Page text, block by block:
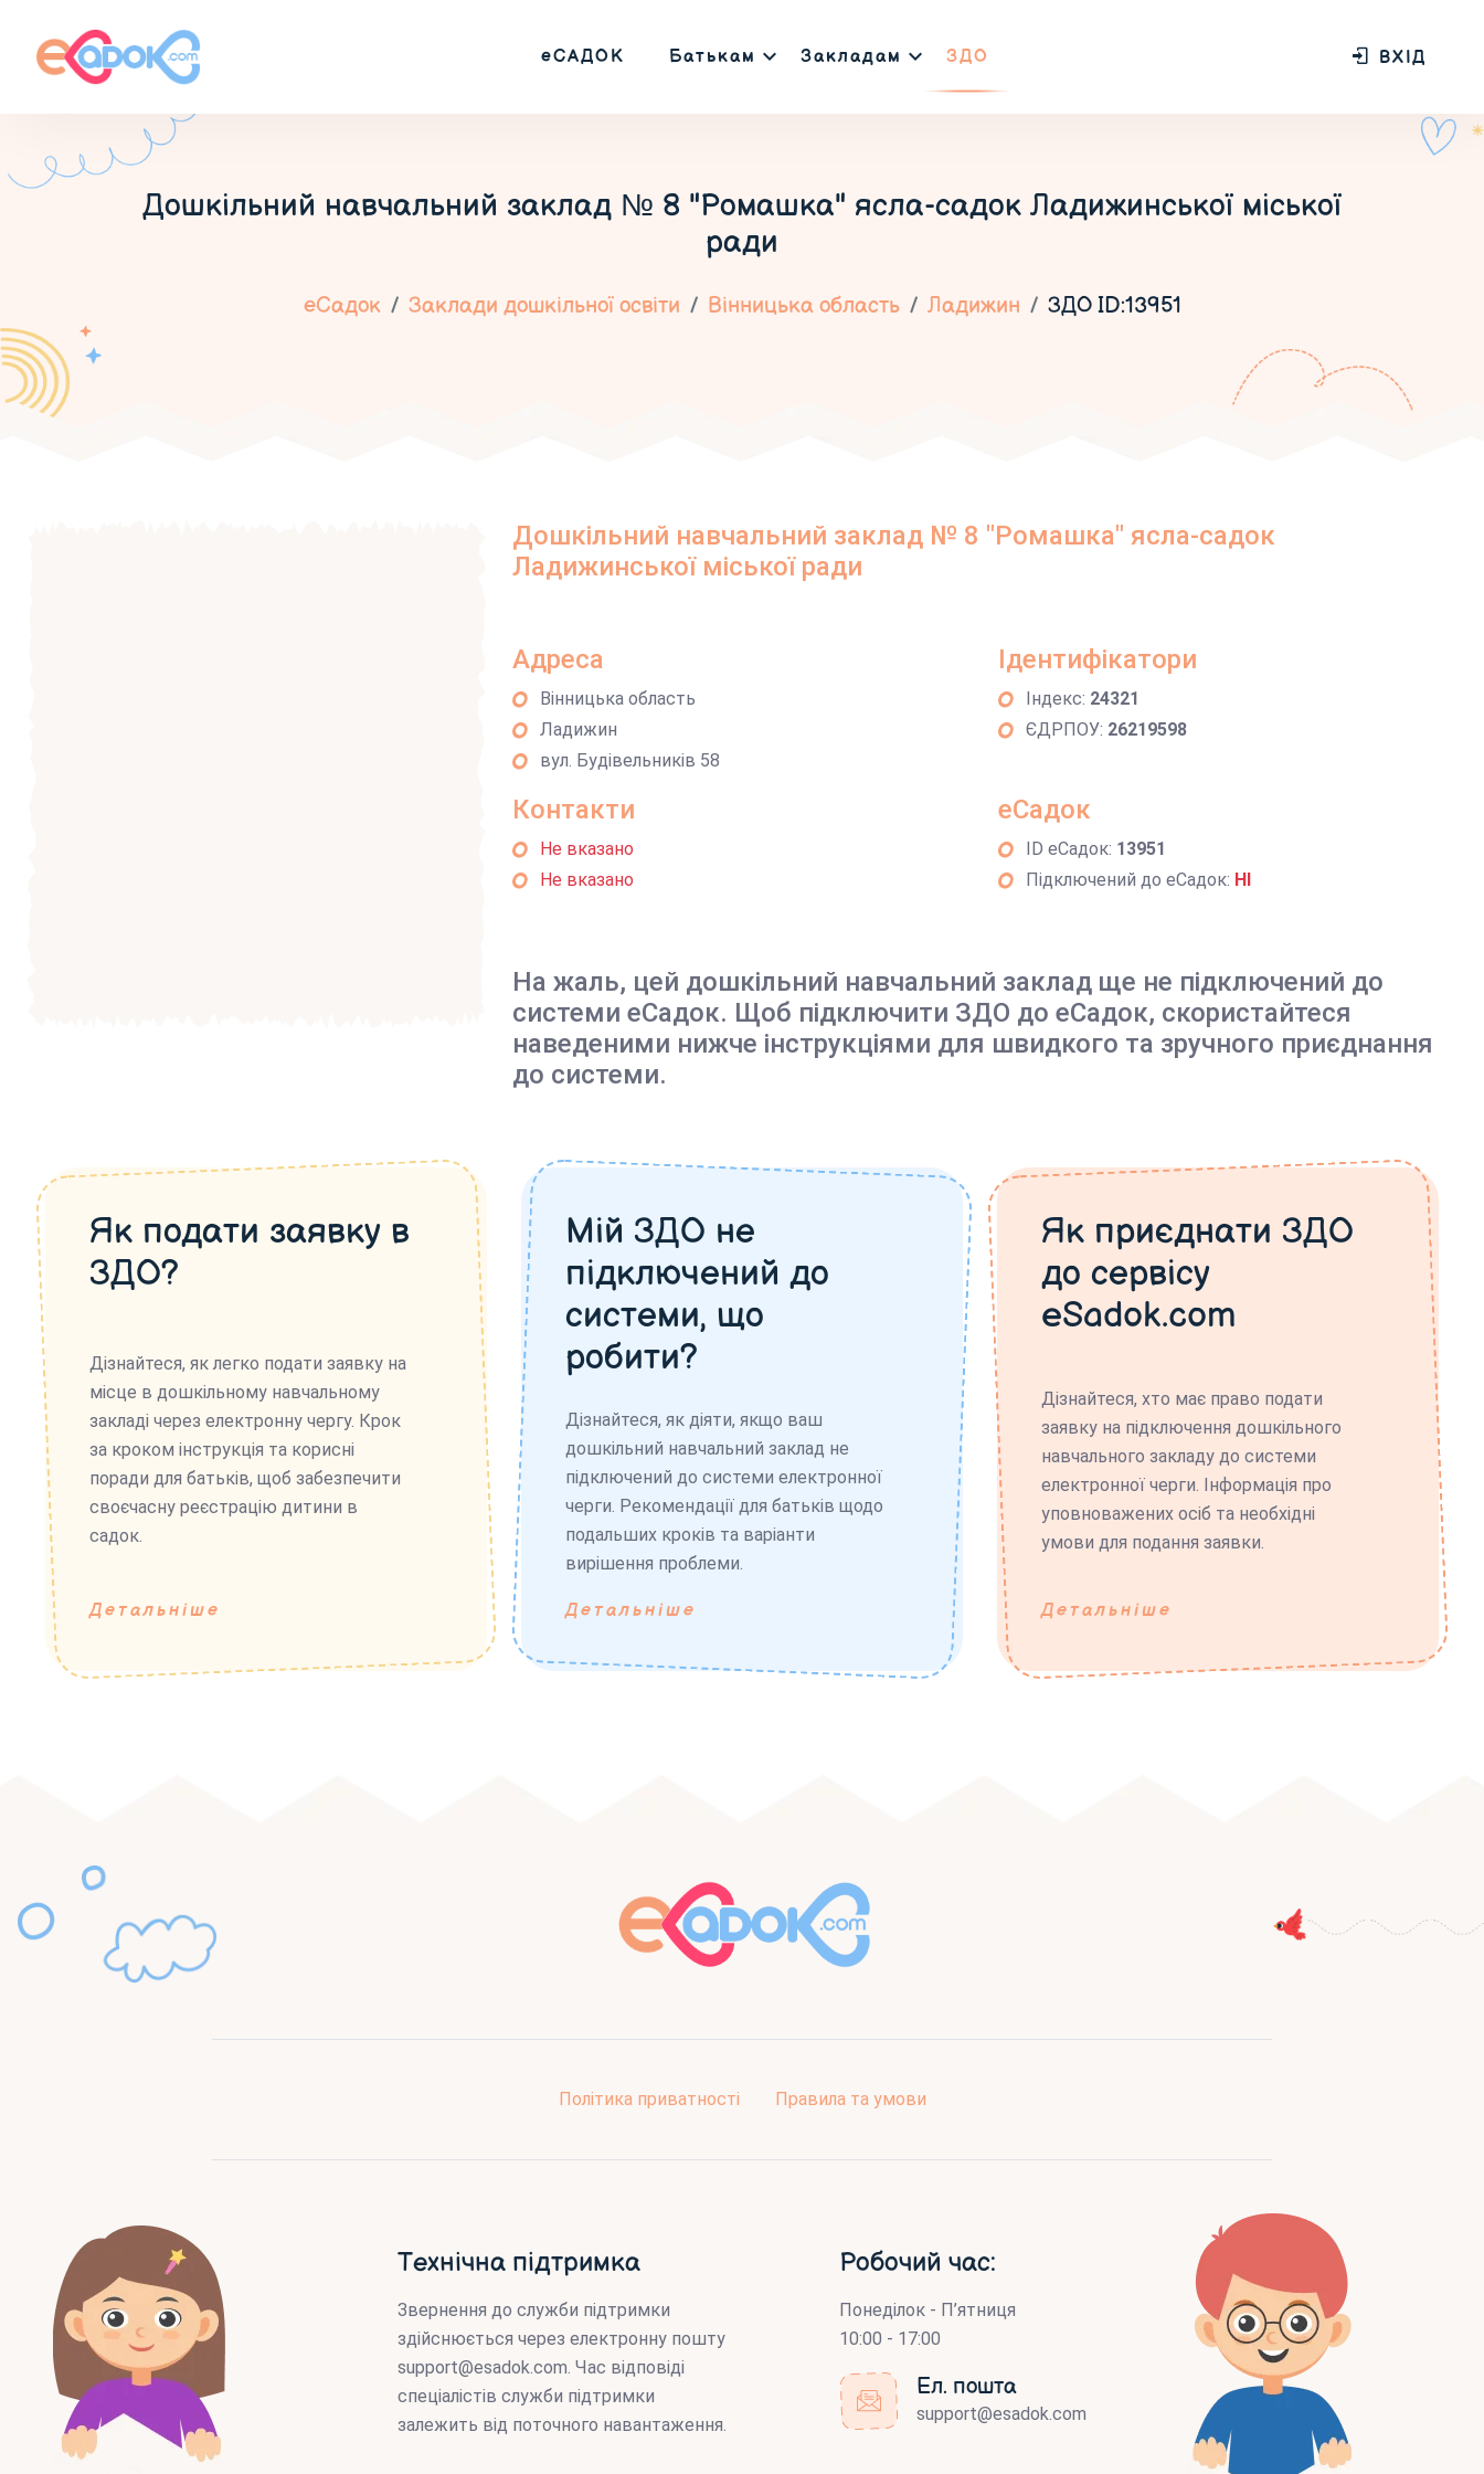
еСАДОК Батькам Закладам ЗДО ВХІД
Дошкільний навчальний заклад № 8 "Ромашка" ясла-садок Ладижинської міської
ради
еСадок Заклади дошкільної освіти Вінницька область Ладижин ЗДО ID:13951
Дошкільний навчальний заклад № 8 "Ромашка" ясла-садок
Ладижинської міської ради
Адреса
Вінницька область
Ладижин
вул. Будівельників 58
Ідентифікатори
Індекс: 24321
ЄДРПОУ: 26219598
Контакти
Не вказано
Не вказано
еСадок
ID еСадок: 13951
Підключений до еСадок: НІ
На жаль, цей дошкільний навчальний заклад ще не підключений до
системи еСадок. Щоб підключити ЗДО до еСадок, скористайтеся
наведеними нижче інструкціями для швидкого та зручного приєднання
до системи.
Як подати заявку в
ЗДО?
Дізнайтеся, як легко подати заявку на
місце в дошкільному навчальному
закладі через електронну чергу. Крок
за кроком інструкція та корисні
поради для батьків, щоб забезпечити
своєчасну реєстрацію дитини в
садок.
Детальніше
Мій ЗДО не
підключений до
системи, що
робити?
Дізнайтеся, як діяти, якщо ваш
дошкільний навчальний заклад не
підключений до системи електронної
черги. Рекомендації для батьків щодо
подальших кроків та варіанти
вирішення проблеми.
Детальніше
Як приєднати ЗДО
до сервісу
eSadok.com
Дізнайтеся, хто має право подати
заявку на підключення дошкільного
навчального закладу до системи
електронної черги. Інформація про
уповноважених осіб та необхідні
умови для подання заявки.
Детальніше
Політика приватності Правила та умови
Технічна підтримка
Звернення до служби підтримки
здійснюється через електронну пошту
support@esadok.com. Час відповіді
спеціалістів служби підтримки
залежить від поточного навантаження.
Робочий час:
Понеділок - П’ятниця
10:00 - 17:00
Ел. пошта
support@esadok.com